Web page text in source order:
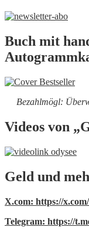
Buch mit
Bezahlmögl:
Videos von
Geld und
X.com: https://
Telegram: https://